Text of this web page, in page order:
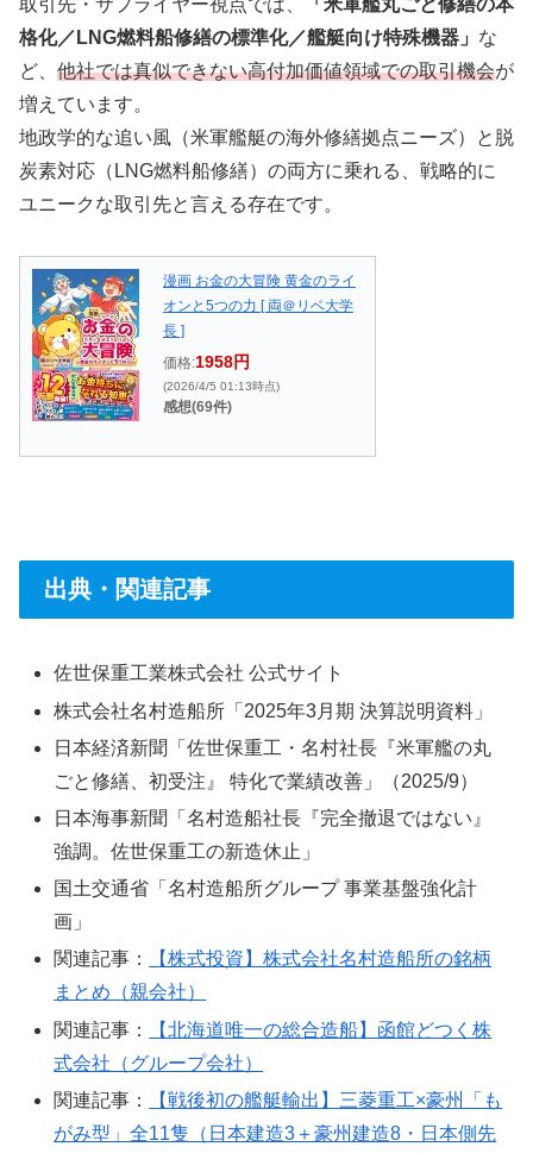
取引先・サプライヤー視点では、
「米軍艦丸ごと修繕の本
格化／LNG燃料船修繕の標準化／艦艇向け特殊機器」 な
ど、 他社では真似できない高付加価値領域での取引機会が
増えています。
地政学的な追い風（米軍艦艇の海外修繕拠点ニーズ）と脱
炭素対応（LNG燃料船修繕）の両方に乗れる、戦略的に
ユニークな取引先と言える存在です。
漫画 お金の大冒険 黄金のライ
オンと5つの力 [ 両＠リベ大学
長 ]
価格:1958円
(2026/4/5 01:13時点)
感想(69件)
出典・関連記事
佐世保重工業株式会社 公式サイト
株式会社名村造船所「2025年3月期 決算説明資料」
日本経済新聞「佐世保重工・名村社長『米軍艦の丸
ごと修繕、初受注』 特化で業績改善」（2025/9）
日本海事新聞「名村造船社長『完全撤退ではない』
強調。佐世保重工の新造休止」
国土交通省「名村造船所グループ 事業基盤強化計
画」
関連記事：
【株式投資】株式会社名村造船所の銘柄
まとめ（親会社）
関連記事：
【北海道唯一の総合造船】函館どつく株
式会社（グループ会社）
関連記事：
【戦後初の艦艇輸出】三菱重工×豪州「も
がみ型」全11隻（日本建造3＋豪州建造8・日本側先